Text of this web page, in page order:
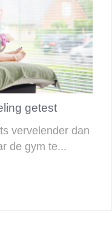
getest
vervelender dan
de gym te...